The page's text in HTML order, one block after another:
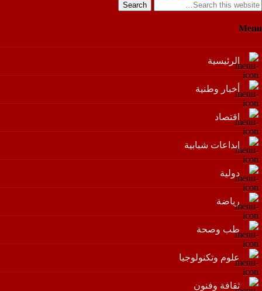
Search
Menu
الرئيسية
أخبار وطنية
اقتصاد
إبداعات شبابية
دولية
رياضة
طب وصحة
علوم وتكنولوجيا
ثقافة وفنون